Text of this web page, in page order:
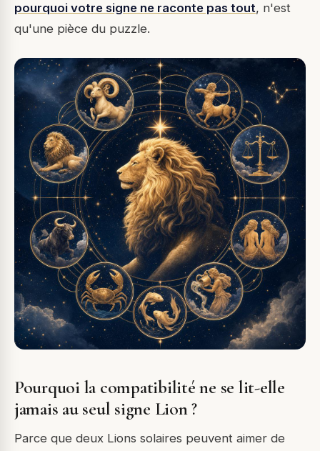
pourquoi votre signe ne raconte pas tout, n'est
qu'une pièce du puzzle.
Pourquoi la compatibilité ne se lit-elle
jamais au seul signe Lion ?
Parce que deux Lions solaires peuvent aimer de